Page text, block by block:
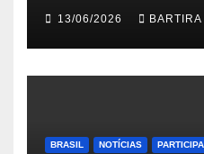
simplesmente
que o que
suficiente
13/06/2026 BARTIRA
BRASIL NOTÍCIAS